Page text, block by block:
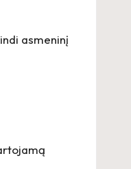
asmeninį